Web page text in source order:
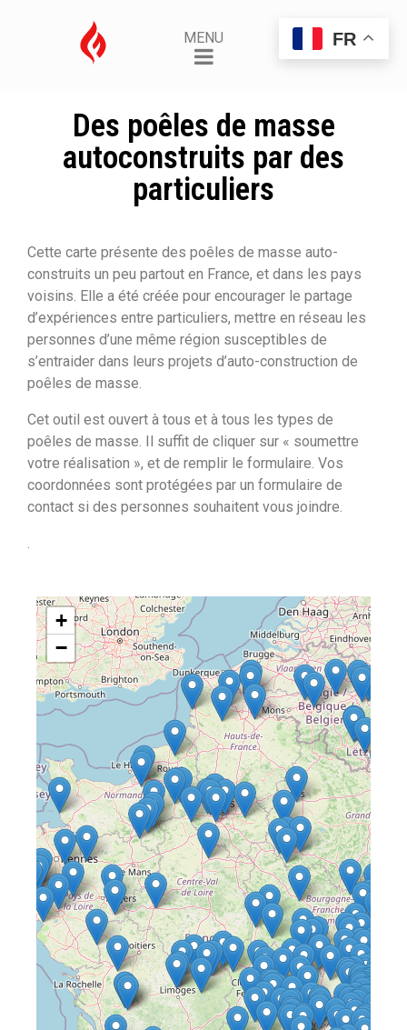
MENU
Des poêles de masse
autoconstruits par des
particuliers
Cette carte présente des poêles de masse auto-
construits un peu partout en France, et dans les pays
voisins. Elle a été créée pour encourager le partage
d’expériences entre particuliers, mettre en réseau les
personnes d’une même région susceptibles de
s’entraider dans leurs projets d’auto-construction de
poêles de masse.
Cet outil est ouvert à tous et à tous les types de
poêles de masse. Il suffit de cliquer sur « soumettre
votre réalisation », et de remplir le formulaire. Vos
coordonnées sont protégées par un formulaire de
contact si des personnes souhaitent vous joindre.
.
+
−
FR